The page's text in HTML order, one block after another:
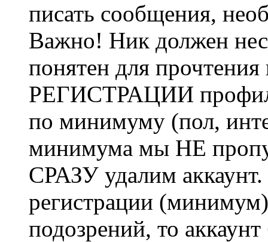
писать сообщения,
Важно! Ник должен
понятен для
РЕГИСТРАЦИИ профиль
по минимуму (пол,
минимума мы НЕ
СРАЗУ удалим
регистрации
подозрений, то